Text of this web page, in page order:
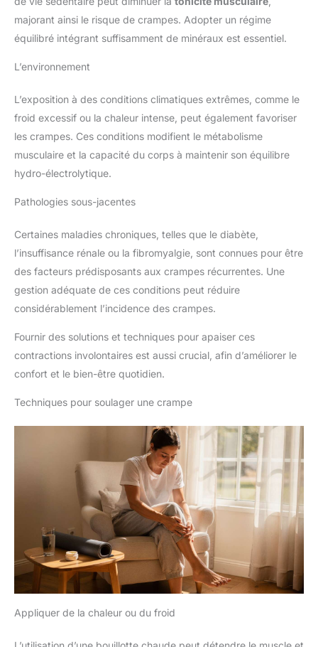
majorant ainsi le risque de crampes. Adopter un régime
équilibré intégrant suffisamment de minéraux est essentiel.
L’environnement
L’exposition à des conditions climatiques extrêmes, comme le
froid excessif ou la chaleur intense, peut également favoriser
les crampes. Ces conditions modifient le métabolisme
musculaire et la capacité du corps à maintenir son équilibre
hydro-électrolytique.
Pathologies sous-jacentes
Certaines maladies chroniques, telles que le diabète,
l’insuffisance rénale ou la fibromyalgie, sont connues pour être
des facteurs prédisposants aux crampes récurrentes. Une
gestion adéquate de ces conditions peut réduire
considérablement l’incidence des crampes.
Fournir des solutions et techniques pour apaiser ces
contractions involontaires est aussi crucial, afin d’améliorer le
confort et le bien-être quotidien.
Techniques pour soulager une crampe
Appliquer de la chaleur ou du froid